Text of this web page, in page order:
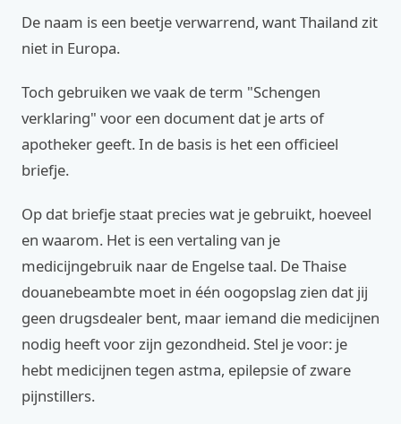
De naam is een beetje verwarrend, want Thailand zit
niet in Europa.
Toch gebruiken we vaak de term "Schengen
verklaring" voor een document dat je arts of
apotheker geeft. In de basis is het een officieel
briefje.
Op dat briefje staat precies wat je gebruikt, hoeveel
en waarom. Het is een vertaling van je
medicijngebruik naar de Engelse taal. De Thaise
douanebeambte moet in één oogopslag zien dat jij
geen drugsdealer bent, maar iemand die medicijnen
nodig heeft voor zijn gezondheid. Stel je voor: je
hebt medicijnen tegen astma, epilepsie of zware
pijnstillers.